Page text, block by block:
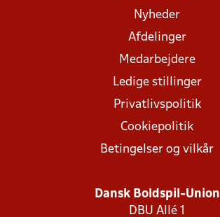
Nyheder
Afdelinger
Medarbejdere
Ledige stillinger
Privatlivspolitik
Cookiepolitik
Betingelser og vilkår
Dansk Boldspil-Union
DBU Allé 1